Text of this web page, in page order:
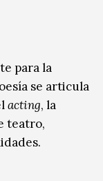
para la
se articula
acting, la
teatro,